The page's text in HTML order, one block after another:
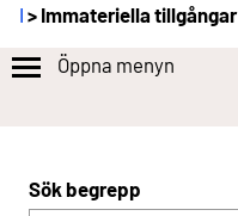
I > Immateriella tillgångar
Öppna menyn
Sök begrepp